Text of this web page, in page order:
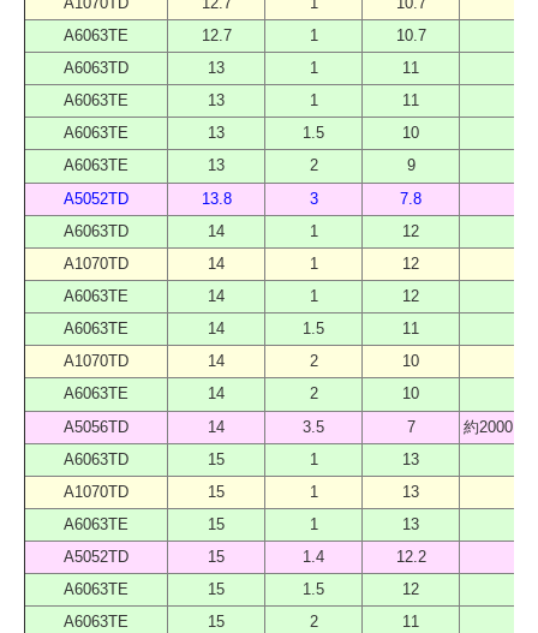
A6063TE
12.7 1 10.7
A6063TD
13 1 11
A6063TE
13 1 11
A6063TE
13 1.5 10
A6063TE
13 2 9
A5052TD
13.8 3 7.8
A6063TD
14 1 12
A1070TD
14 1 12
A6063TE
14 1 12
A6063TE
14 1.5 11
A1070TD
14 2 10
A6063TE
14 2 10
A5056TD
14 3.5 7
約2000 （
A6063TD
15 1 13
A1070TD
15 1 13
A6063TE
15 1 13
A5052TD
15 1.4 12.2
A6063TE
15 1.5 12
A6063TE
15 2 11